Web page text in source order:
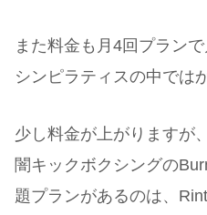
また料金も月4回プラン
シンピラティスの中では
少し料金が上がりますが
闇キックボクシングの
題プランがあるのは、